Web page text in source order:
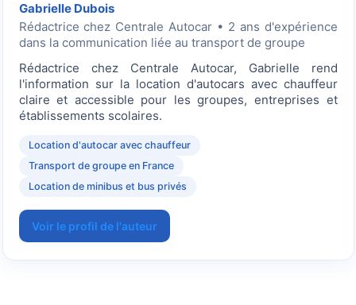
Gabrielle Dubois
Rédactrice chez Centrale Autocar • 2 ans d'expérience
dans la communication liée au transport de groupe
Rédactrice chez Centrale Autocar, Gabrielle rend
l'information sur la location d'autocars avec chauffeur
claire et accessible pour les groupes, entreprises et
établissements scolaires.
Location d'autocar avec chauffeur
Transport de groupe en France
Location de minibus et bus privés
Voir le profil de l'auteur